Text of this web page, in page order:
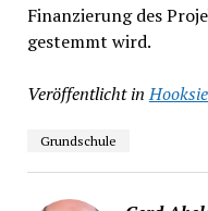
Finanzierung des
gestemmt wird.
Veröffentlicht in
Grundschule